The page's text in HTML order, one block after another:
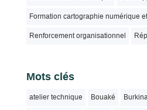
Formation cartographie numérique
Renforcement organisationnel
Mots clés
atelier technique Bouaké